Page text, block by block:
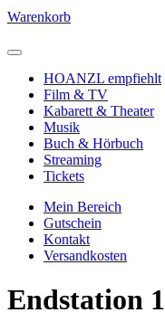
Warenkorb
HOANZL empfiehlt
Film & TV
Kabarett & Theater
Musik
Buch & Hörbuch
Streaming
Tickets
Mein Bereich
Gutschein
Kontakt
Versandkosten
Endstation